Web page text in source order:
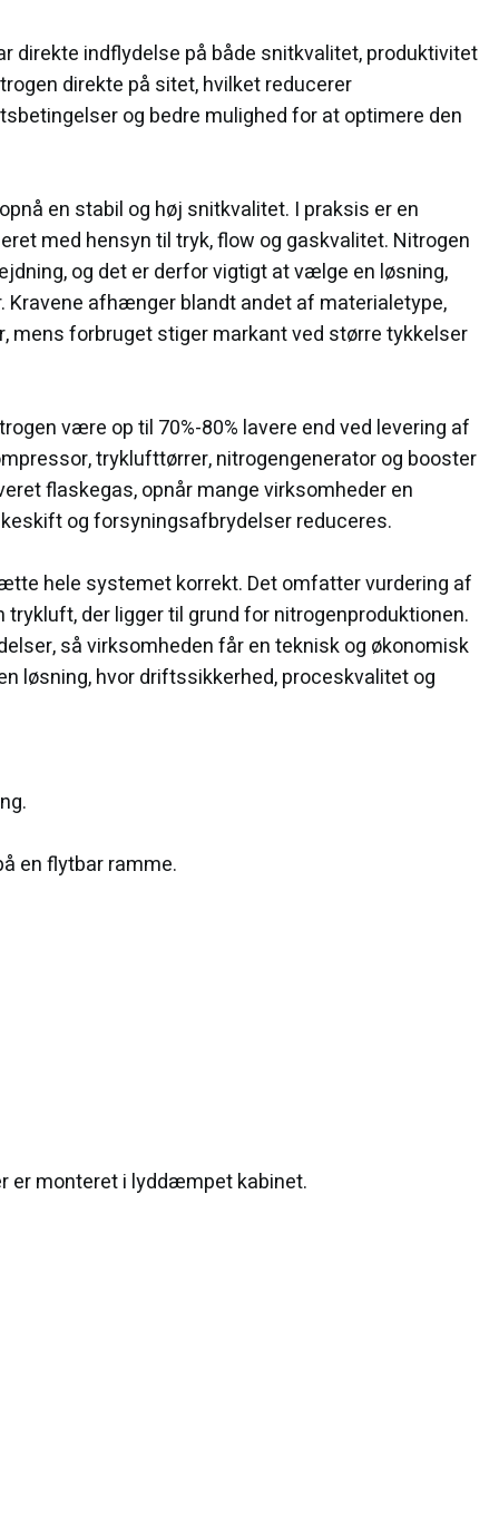
direkte indflydelse på både snitkvalitet, produktivitet
direkte på sitet, hvilket reducerer
og bedre mulighed for at optimere den
en stabil og høj snitkvalitet. I praksis er en
med hensyn til tryk, flow og gaskvalitet. Nitrogen
og det er derfor vigtigt at vælge en løsning,
afhænger blandt andet af materialetype,
forbruget stiger markant ved større tykkelser
være op til 70%-80% lavere end ved levering af
tryklufttørrer, nitrogengenerator og booster
flaskegas, opnår mange virksomheder en
og forsyningsafbrydelser reduceres.
hele systemet korrekt. Det omfatter vurdering af
der ligger til grund for nitrogenproduktionen.
så virksomheden får en teknisk og økonomisk
løsning, hvor driftssikkerhed, proceskvalitet og
en flytbar ramme.
er monteret i lyddæmpet kabinet.